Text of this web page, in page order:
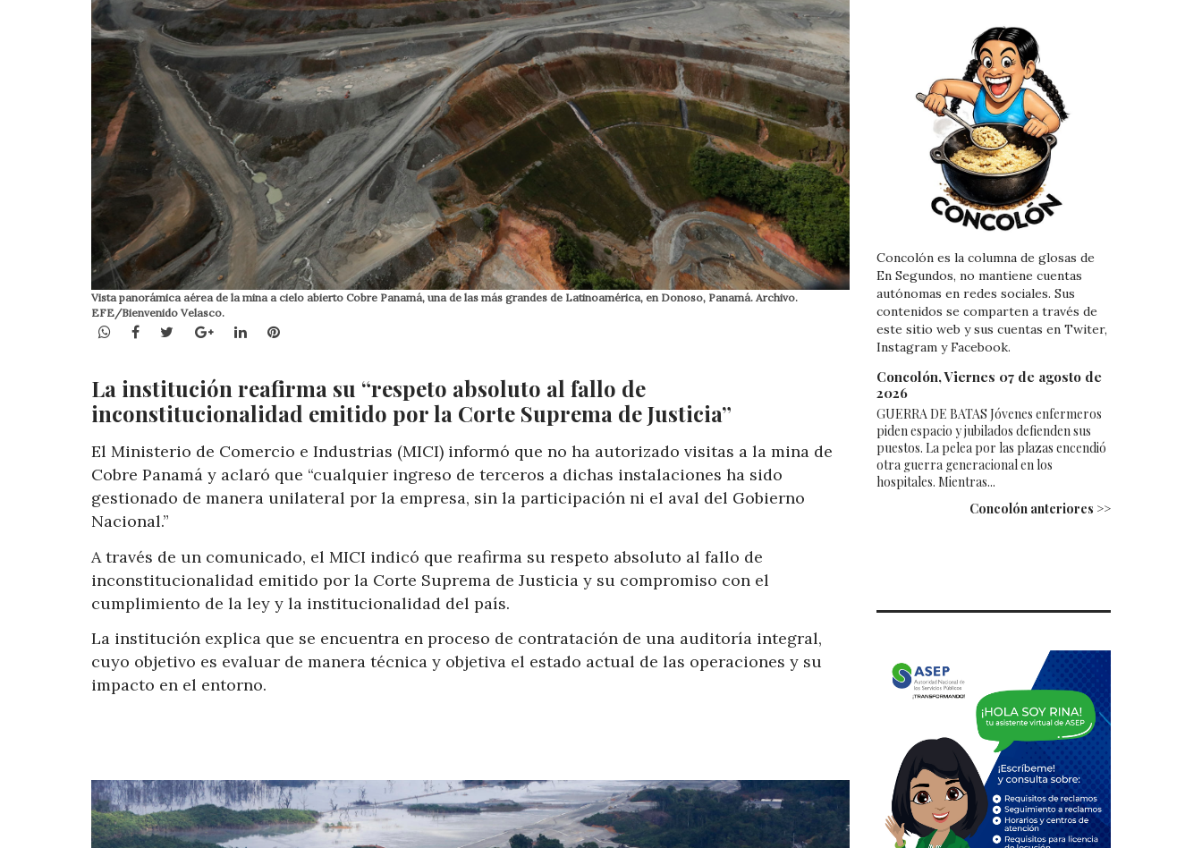
Vista panorámica aérea de la mina a cielo abierto Cobre Panamá, una de las más grandes de Latinoamérica, en Donoso, Panamá. Archivo.
EFE/Bienvenido Velasco.
WhatsApp
Facebook
TwitterGoogle+LinkedInPinterest
La institución reafirma su “respeto absoluto al fallo de
inconstitucionalidad emitido por la Corte Suprema de Justicia”
El Ministerio de Comercio e Industrias (MICI) informó que no ha autorizado visitas a la mina de
Cobre Panamá y aclaró que “cualquier ingreso de terceros a dichas instalaciones ha sido
gestionado de manera unilateral por la empresa, sin la participación ni el aval del Gobierno
Nacional.”
A través de un comunicado, el MICI indicó que reafirma su respeto absoluto al fallo de
inconstitucionalidad emitido por la Corte Suprema de Justicia y su compromiso con el
cumplimiento de la ley y la institucionalidad del país.
La institución explica que se encuentra en proceso de contratación de una auditoría integral,
cuyo objetivo es evaluar de manera técnica y objetiva el estado actual de las operaciones y su
impacto en el entorno.
Concolón es la columna de glosas de
En Segundos, no mantiene cuentas
autónomas en redes sociales. Sus
contenidos se comparten a través de
este sitio web y sus cuentas en Twiter,
Instagram y Facebook.
Concolón, Viernes 07 de agosto de
2026
GUERRA DE BATAS Jóvenes enfermeros
piden espacio y jubilados defienden sus
puestos. La pelea por las plazas encendió
otra guerra generacional en los
hospitales. Mientras...
Concolón anteriores >>